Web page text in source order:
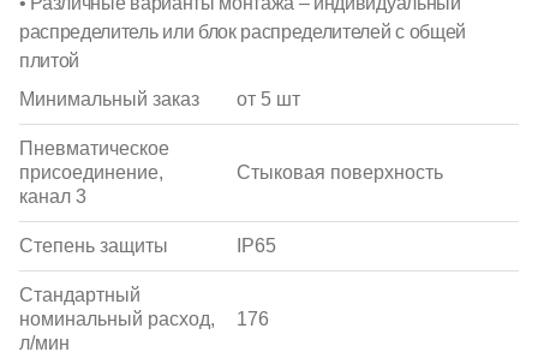
распределитель или блок распределителей с общей
плитой
Минимальный заказ
от 5 шт
Пневматическое
присоединение,
канал 3
Стыковая поверхность
Степень защиты IP65
Стандартный
номинальный расход,
л/мин
176